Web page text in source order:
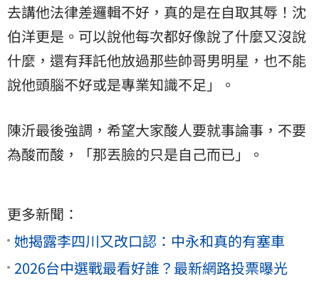
去講他法律差邏輯不好，真的是在自取其辱！沈
伯洋更是。可以說他每次都好像說了什麼又沒說
什麼，還有拜託他放過那些帥哥男明星，也不能
說他頭腦不好或是專業知識不足」。
陳沂最後強調，希望大家酸人要就事論事，不要
為酸而酸，「那丟臉的只是自己而已」。
更多新聞：
她揭露李四川又改口認：中永和真的有塞車
2026台中選戰最看好誰？最新網路投票曝光